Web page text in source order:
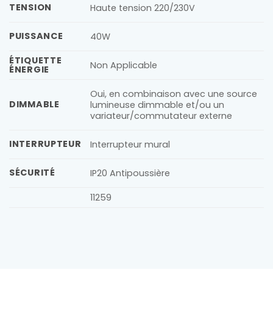
TENSION Haute tension 220/230V
PUISSANCE
40W
ÉTIQUETTE
ÉNERGIE Non Applicable
DIMMABLE
Oui, en combinaison avec une source
lumineuse dimmable et/ou un
variateur/commutateur externe
INTERRUPTEUR Interrupteur mural
SÉCURITÉ
IP20 Antipoussière
11259